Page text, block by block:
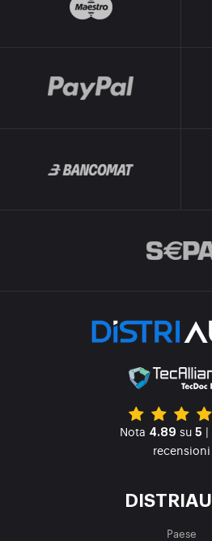
Nota 4.89 su 5 |
recensioni
Paese